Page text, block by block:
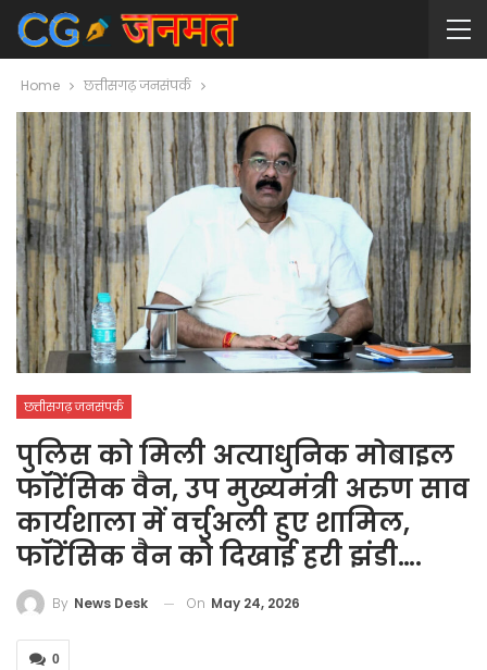
Home छत्तीसगढ़ जनसंपर्क
छत्तीसगढ़ जनसंपर्क
पुलिस को मिली अत्याधुनिक मोबाइल
फॉरेंसिक वैन, उप मुख्यमंत्री अरुण साव
कार्यशाला में वर्चुअली हुए शामिल,
फॉरेंसिक वैन को दिखाई हरी झंडी….
By News Desk On May 24, 2026
0